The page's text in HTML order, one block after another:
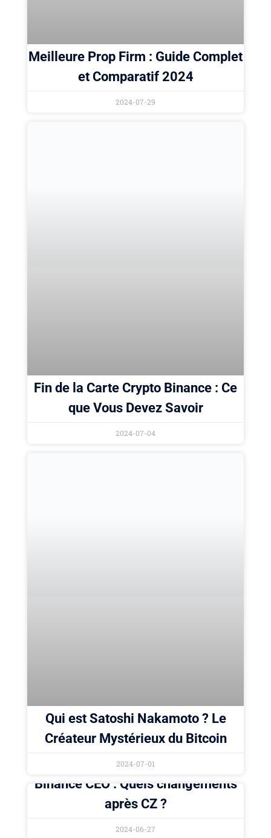
Meilleure Prop Firm : Guide Complet
et Comparatif 2024
2024-07-29
Fin de la Carte Crypto Binance : Ce
que Vous Devez Savoir
2024-07-04
Qui est Satoshi Nakamoto ? Le
Créateur Mystérieux du Bitcoin
2024-07-01
Binance CEO : Quels changements
après CZ ?
2024-06-27